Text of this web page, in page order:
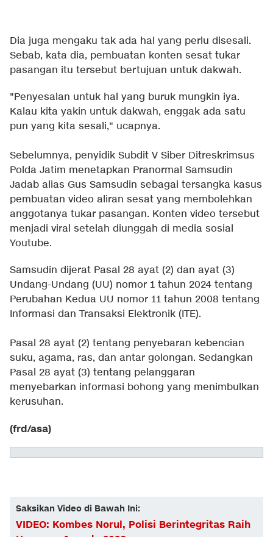
Dia juga mengaku tak ada hal yang perlu disesali.
Sebab, kata dia, pembuatan konten sesat tukar
pasangan itu tersebut bertujuan untuk dakwah.
"Penyesalan untuk hal yang buruk mungkin iya.
Kalau kita yakin untuk dakwah, enggak ada satu
pun yang kita sesali," ucapnya.
Sebelumnya, penyidik Subdit V Siber Ditreskrimsus
Polda Jatim menetapkan Pranormal Samsudin
Jadab alias Gus Samsudin sebagai tersangka kasus
pembuatan video aliran sesat yang membolehkan
anggotanya tukar pasangan. Konten video tersebut
menjadi viral setelah diunggah di media sosial
Youtube.
Samsudin dijerat Pasal 28 ayat (2) dan ayat (3)
Undang-Undang (UU) nomor 1 tahun 2024 tentang
Perubahan Kedua UU nomor 11 tahun 2008 tentang
Informasi dan Transaksi Elektronik (ITE).
Pasal 28 ayat (2) tentang penyebaran kebencian
suku, agama, ras, dan antar golongan. Sedangkan
Pasal 28 ayat (3) tentang pelanggaran
menyebarkan informasi bohong yang menimbulkan
kerusuhan.
(frd/asa)
Saksikan Video di Bawah Ini:
VIDEO: Kombes Norul, Polisi Berintegritas Raih